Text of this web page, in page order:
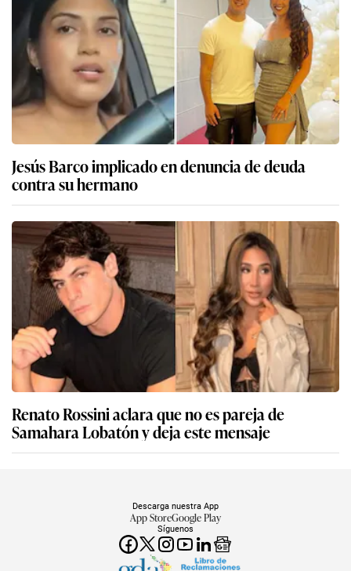
Jesús Barco implicado en denuncia de deuda
contra su hermano
Renato Rossini aclara que no es pareja de
Samahara Lobatón y deja este mensaje
Síguenos
Descarga nuestra App
App StoreGoogle Play